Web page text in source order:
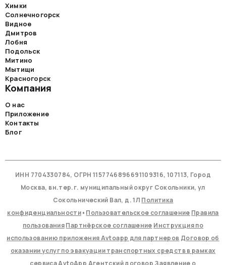
Химки
Солнечногорск
Видное
Дмитров
Лобня
Подольск
Митино
Мытищи
Красногорск
Компания
О нас
Приложение
Контакты
Блог
ИНН 7704330784, ОГРН 1157746896691109316, 107113, Город
Москва, вн.тер.г. муниципальный округ Сокольники, ул
Сокольнический Вал, д. 1Л Политика
конфиденциальности• Пользовательское соглашение Правила
пользованияПартнёрское соглашение Инструкция по
использованию приложения Avtoapp для партнеров Договор об
оказании услуг по эвакуации транспортных средств в рамках
сервиса AvtoApp Агентский договор Заявление о